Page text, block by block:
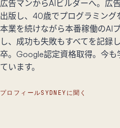
広告マンからAIビルダーへ。広
出版し、40歳でプログラミング
本業を続けながら本番稼働のAI
し、成功も失敗もすべてを記録
卒。Google認定資格取得。今も
ています。
プロフィールSYDNEYに聞く